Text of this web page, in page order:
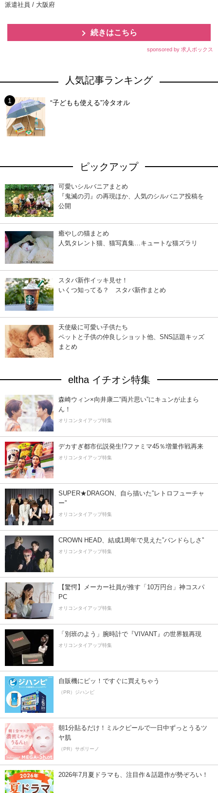
派遣社員 / 大阪府
続きはこちら
sponsored by 求人ボックス
人気記事ランキング
“子どもも使える”冷タオル
ピックアップ
可愛いシルバニアまとめ
『鬼滅の刃』の再現ほか、人気のシルバニア投稿を
公開
癒やしの猫まとめ
人気タレント猫、猫写真集…キュートな猫ズラリ
スタバ新作イッキ見せ！
いくつ知ってる？ スタバ新作まとめ
天使級に可愛い子供たち
ペットと子供の仲良しショット他、SNS話題キッズ
まとめ
eltha イチオシ特集
森崎ウィン×向井康二“両片思い”にキュンが止まら
ん！
オリコンタイアップ特集
デカすぎ都市伝説発生!?ファミマ45％増量作戦再来
オリコンタイアップ特集
SUPER★DRAGON、自ら描いた”レトロフューチャ
ー”
オリコンタイアップ特集
CROWN HEAD、結成1周年で見えた”バンドらしさ”
オリコンタイアップ特集
【驚愕】メーカー社員が推す「10万円台」神コスパ
PC
オリコンタイアップ特集
「別班のよう」腕時計で『VIVANT』の世界観再現
オリコンタイアップ特集
自販機にピッ！ですぐに買えちゃう
（PR）ジハンピ
朝1分貼るだけ！ミルクピールで一日中ずっとうるツ
ヤ肌
（PR）サボリーノ
2026年7月夏ドラマも、注目作＆話題作が勢ぞろい！